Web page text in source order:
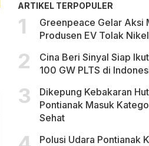
ARTIKEL TERPOPULER
Greenpeace Gelar Aksi
Produsen EV Tolak
Cina Beri Sinyal Siap
100 GW PLTS di
Dikepung Kebakaran
Pontianak Masuk
Sehat
Polusi Udara Pontianak